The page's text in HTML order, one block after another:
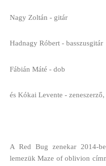
Nagy Zoltán - gitár
Hadnagy Róbert - basszusgitár
Fábián Máté - dob
és Kókai Levente -
A Red Bug zenekar 2014-
lemezük Maze of oblivion